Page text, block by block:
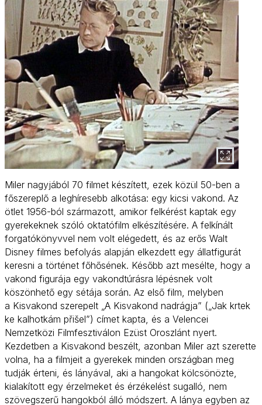
Miler nagyjából 70 filmet készített, ezek közül 50-ben a
főszereplő a leghíresebb alkotása: egy kicsi vakond. Az
ötlet 1956-ból származott, amikor felkérést kaptak egy
gyerekeknek szóló oktatófilm elkészítésére. A felkínált
forgatókönyvvel nem volt elégedett, és az erős Walt
Disney filmes befolyás alapján elkezdett egy állatfigurát
keresni a történet főhősének. Később azt mesélte, hogy a
vakond figurája egy vakondtúrásra lépésnek volt
köszönhető egy sétája során. Az első film, melyben
a Kisvakond szerepelt „A Kisvakond nadrágja” („Jak krtek
ke kalhotkám přišel”) címet kapta, és a Velencei
Nemzetközi Filmfesztiválon Ezüst Oroszlánt nyert.
Kezdetben a Kisvakond beszélt, azonban Miler azt szerette
volna, ha a filmjeit a gyerekek minden országban meg
tudják érteni, és lányával, aki a hangokat kölcsönözte,
kialakított egy érzelmeket és érzékelést sugalló, nem
szövegszerű hangokból álló módszert. A lánya egyben az